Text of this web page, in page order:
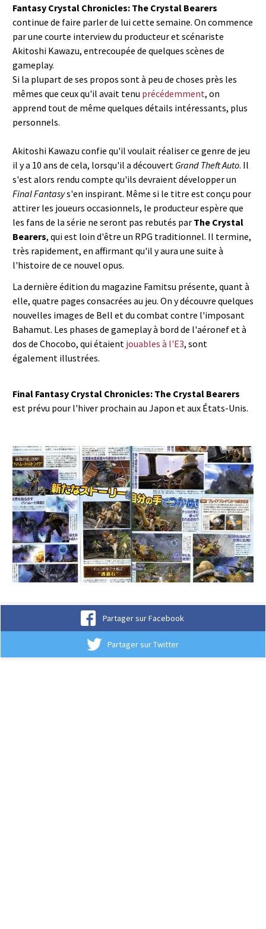
Fantasy Crystal Chronicles: The Crystal Bearers
continue de faire parler de lui cette semaine. On commence
par une courte interview du producteur et scénariste
Akitoshi Kawazu, entrecoupée de quelques scènes de
gameplay.
Si la plupart de ses propos sont à peu de choses près les
mêmes que ceux qu'il avait tenu précédemment, on
apprend tout de même quelques détails intéressants, plus
personnels.
Akitoshi Kawazu confie qu'il voulait réaliser ce genre de jeu
il y a 10 ans de cela, lorsqu'il a découvert Grand Theft Auto. Il
s'est alors rendu compte qu'ils devraient développer un
Final Fantasys'en inspirant. Même si le titre est conçu pour
attirer les joueurs occasionnels, le producteur espère que
les fans de la série ne seront pas rebutés par The Crystal
Bearers, qui est loin d'être un RPG traditionnel. Il termine,
très rapidement, en affirmant qu'il y aura une suite à
l'histoire de ce nouvel opus.
La dernière édition du magazine Famitsu présente, quant à
elle, quatre pages consacrées au jeu. On y découvre quelques
nouvelles images de Bell et du combat contre l'imposant
Bahamut. Les phases de gameplay à bord de l'aéronef et à
dos de Chocobo, qui étaient jouables à l'E3, sont
également illustrées.
Final Fantasy Crystal Chronicles: The Crystal Bearers
est prévu pour l'hiver prochain au Japon et aux États-Unis.
Partager sur Facebook
Partager sur Twitter